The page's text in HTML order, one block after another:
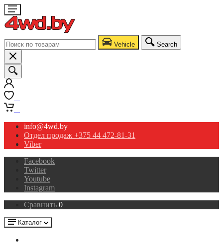
Vehicle Search
info@4wd.by
Отдел продаж +375 44 472-81-31
Viber
Facebook
Twitter
Youtube
Instagram
Сравнить 0
Каталог